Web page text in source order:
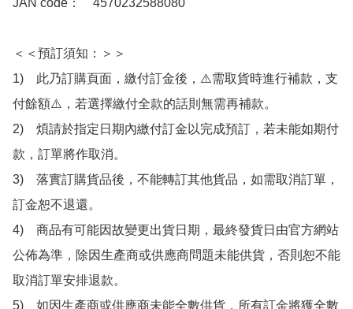
＜＜預訂須知：＞＞
1)　此乃訂購頁面，繳付訂金後，⚠️需取貨時進行補款，支
付餘額⚠️，若選擇繳付全款的話則無需再補款。
2)　煩請於指定日期內繳付訂金以完成預訂，若未能如期付
款，訂單將作取消。
3)　落實訂購貨品後，不能轉訂其他貨品，如需取消訂單，
訂金恕不退還。
4)　商品有可能因故變更出貨日期，最終發貨日由官方網站
公佈為準，除因生產商或供應商問題未能供貨，否則恕不能
取消訂單安排退款。
5)　如因生產商或供應商未能全數供貨，所有訂金將獲全數